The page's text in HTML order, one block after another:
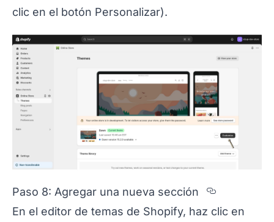
clic en el botón Personalizar).
Paso 8: Agregar una nueva sección
Section
En el editor de temas de Shopify, haz clic en